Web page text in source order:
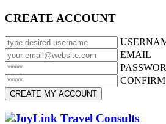
CREATE ACCOUNT
EMAIL